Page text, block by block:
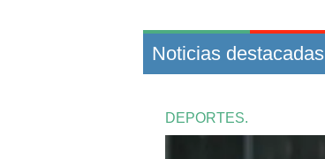
Noticias destacadas
DEPORTES.